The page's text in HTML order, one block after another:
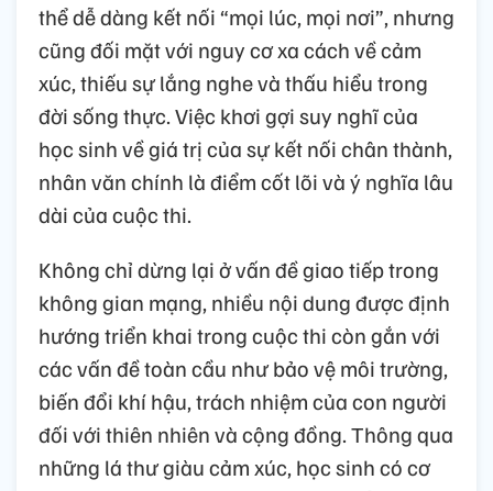
thể dễ dàng kết nối “mọi lúc, mọi nơi”, nhưng
cũng đối mặt với nguy cơ xa cách về cảm
xúc, thiếu sự lắng nghe và thấu hiểu trong
đời sống thực. Việc khơi gợi suy nghĩ của
học sinh về giá trị của sự kết nối chân thành,
nhân văn chính là điểm cốt lõi và ý nghĩa lâu
dài của cuộc thi.
Không chỉ dừng lại ở vấn đề giao tiếp trong
không gian mạng, nhiều nội dung được định
hướng triển khai trong cuộc thi còn gắn với
các vấn đề toàn cầu như bảo vệ môi trường,
biến đổi khí hậu, trách nhiệm của con người
đối với thiên nhiên và cộng đồng. Thông qua
những lá thư giàu cảm xúc, học sinh có cơ